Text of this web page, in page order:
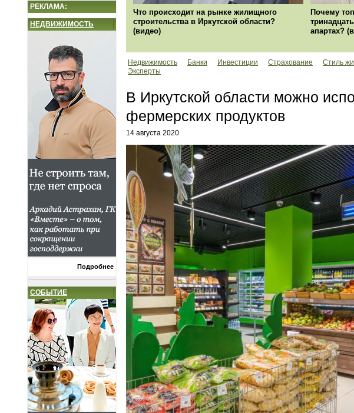
РЕКЛАМА:
НЕДВИЖИМОСТЬ
Подробнее
СОБЫТИЕ
Что происходит на рынке жилищного
строительства в Иркутской области?
(видео)
Почему
апартах?
Недвижимость Банки Инвестиции Страхование Стиль
Эксперты
В Иркутской области можно
фермерских продуктов
14 августа 2020